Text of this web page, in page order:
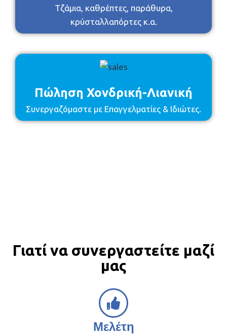
Τζάμια, καθρέπτες, παράθυρα,
κρύσταλλαπόρτες κ.α.
Πώληση Χονδρική-Λιανική
Συνεργαζόμαστε με Επαγγελματίες & Ιδιώτες.
Γιατί να συνεργαστείτε μαζί
μας
Μελέτη